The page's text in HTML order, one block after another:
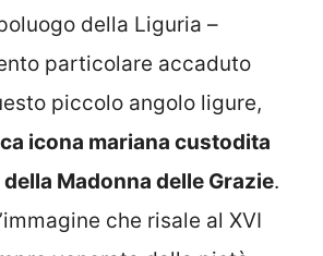
della Liguria –
particolare accaduto
piccolo angolo ligure,
icona mariana custodita
Madonna delle Grazie.
che risale al XVI